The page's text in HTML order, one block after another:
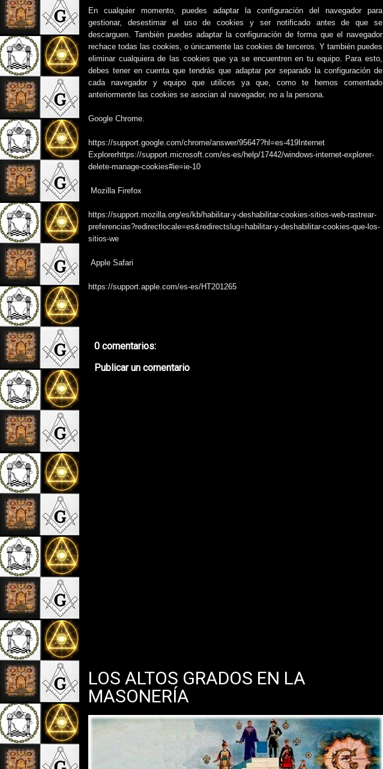
En cualquier momento, puedes adaptar la configuración del navegador para
gestionar, desestimar el uso de cookies y ser notificado antes de que se
descarguen. También puedes adaptar la configuración de forma que el navegador
rechace todas las cookies, o únicamente las cookies de terceros. Y también puedes
eliminar cualquiera de las cookies que ya se encuentren en tu equipo. Para esto,
debes tener en cuenta que tendrás que adaptar por separado la configuración de
cada navegador y equipo que utilices ya que, como te hemos comentado
anteriormente las cookies se asocian al navegador, no a la persona.
Google Chrome.
https://support.google.com/chrome/answer/95647?hl=es-419Internet
Explorerhttps://support.microsoft.com/es-es/help/17442/windows-internet-explorer-
delete-manage-cookies#ie=ie-10
Mozilla Firefox
https://support.mozilla.org/es/kb/habilitar-y-deshabilitar-cookies-sitios-web-rastrear-
preferencias?redirectlocale=es&redirectslug=habilitar-y-deshabilitar-cookies-que-los-
sitios-we
Apple Safari
https://support.apple.com/es-es/HT201265
0 comentarios:
Publicar un comentario
LOS ALTOS GRADOS EN LA
MASONERÍA